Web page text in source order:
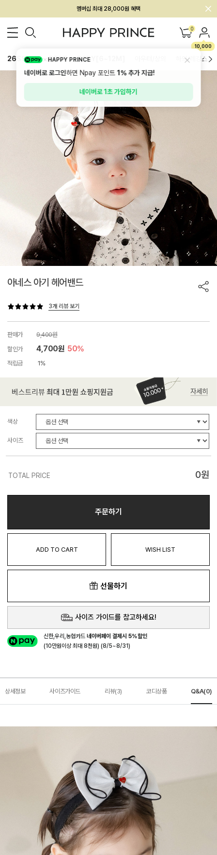
회원전용 아울렛, 가입하면 ~60% 할인!
멤버십 최대 28,000원 혜택 0
10,000
26SS 신상 BEST BABY[6~12M] 하의/레깅스
아네스 아기 헤어밴드
3개 리뷰 보기
판매가
9,400원
할인가
4,700원 50%
적립금 1%
색상
사이즈
TOTAL PRICE 0원
주문하기
ADD TO CART WISH LIST
선물하기
사이즈 가이드를 참고하세요!
신한,우리,농협카드네이버페이 결제시 5%할인
(10만원이상 최대 8천원) (8/5~8/31)
상세정보 사이즈가이드 리뷰(3) 코디상품 Q&A(0)
HAPPY PRINCE
네이버로 로그인하면 Npay 포인트1%추가 지급!
네이버로 1초 가입하기